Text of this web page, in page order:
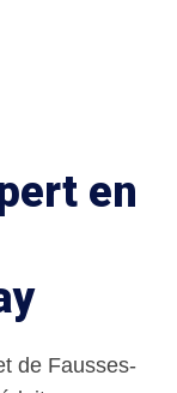
en
de Fausses-